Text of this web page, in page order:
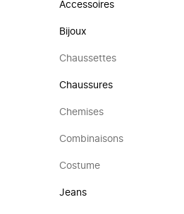
Accessoires
Bijoux
Chaussettes
Chaussures
Chemises
Combinaisons
Costume
Jeans